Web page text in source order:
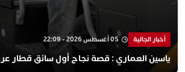
أخبار الجالية 05 أغسطس 2026 - 22:09
ياسين العماري : قصة نجاح أول سائق قطار